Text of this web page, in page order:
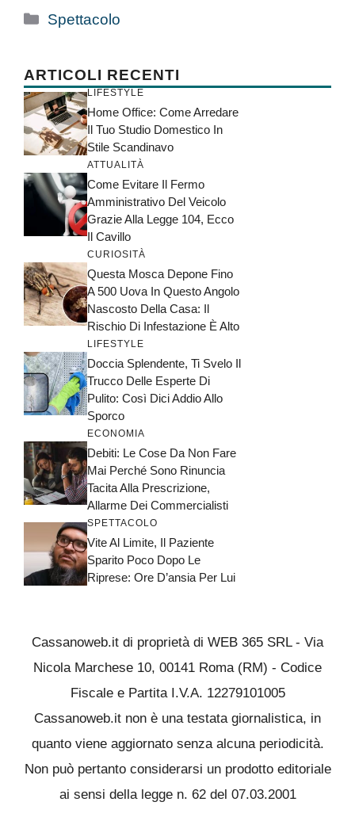
Categorie
Spettacolo
ARTICOLI RECENTI
LIFESTYLE
Home Office: Come Arredare
Il Tuo Studio Domestico In
Stile Scandinavo
ATTUALITÀ
Come Evitare Il Fermo
Amministrativo Del Veicolo
Grazie Alla Legge 104, Ecco
Il Cavillo
CURIOSITÀ
Questa Mosca Depone Fino
A 500 Uova In Questo Angolo
Nascosto Della Casa: Il
Rischio Di Infestazione È Alto
LIFESTYLE
Doccia Splendente, Ti Svelo Il
Trucco Delle Esperte Di
Pulito: Così Dici Addio Allo
Sporco
ECONOMIA
Debiti: Le Cose Da Non Fare
Mai Perché Sono Rinuncia
Tacita Alla Prescrizione,
Allarme Dei Commercialisti
SPETTACOLO
Vite Al Limite, Il Paziente
Sparito Poco Dopo Le
Riprese: Ore D’ansia Per Lui
Cassanoweb.it di proprietà di WEB 365 SRL - Via
Nicola Marchese 10, 00141 Roma (RM) - Codice
Fiscale e Partita I.V.A. 12279101005
Cassanoweb.it non è una testata giornalistica, in
quanto viene aggiornato senza alcuna periodicità.
Non può pertanto considerarsi un prodotto editoriale
ai sensi della legge n. 62 del 07.03.2001